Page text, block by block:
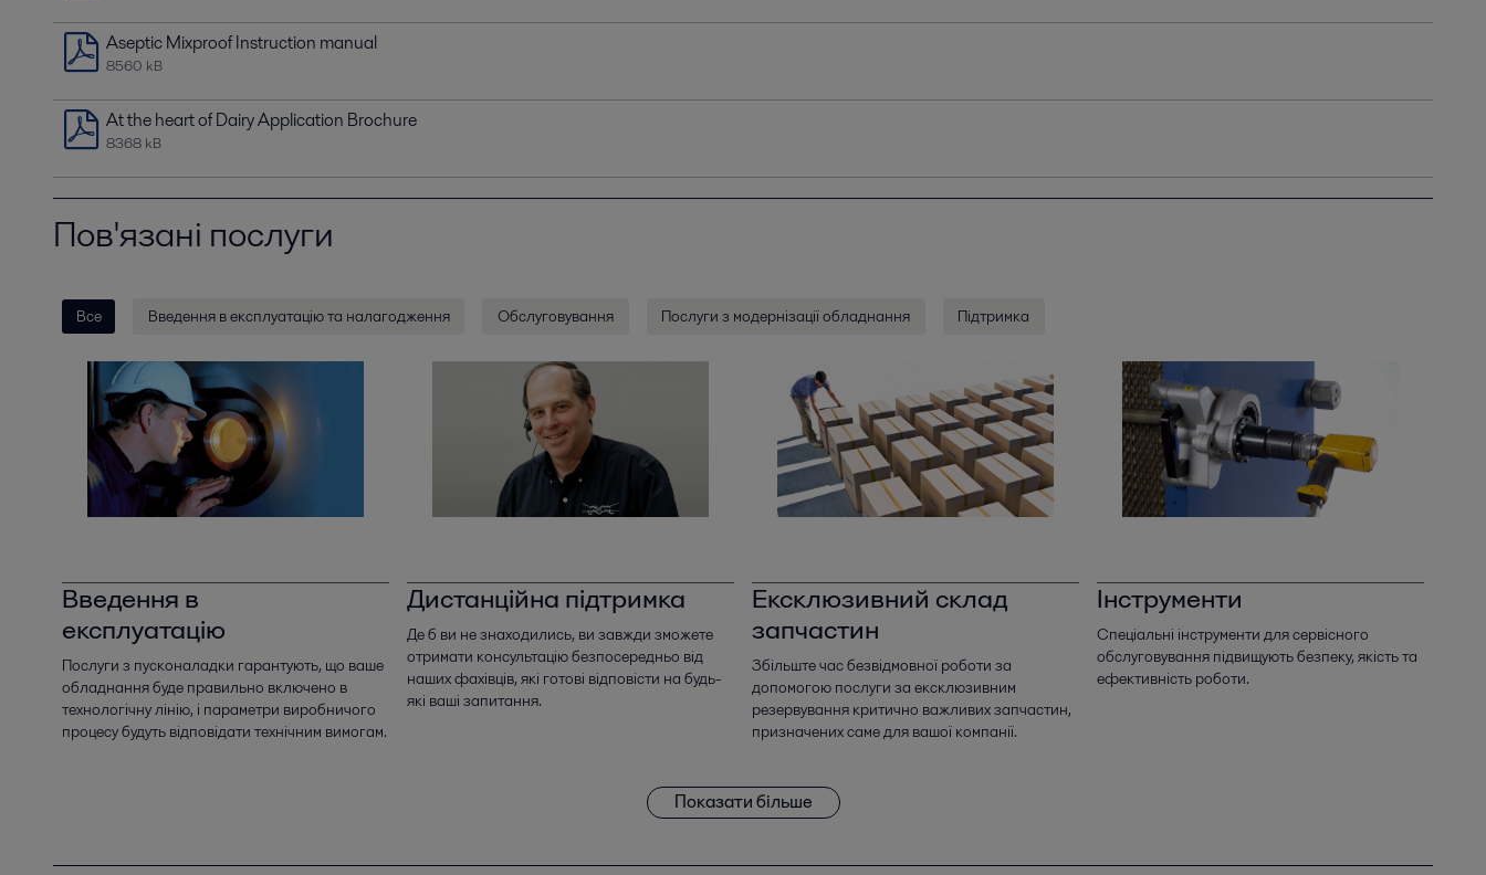
Aseptic Mixproof Instruction manual
8560 kB
At the heart of Dairy Application Brochure
8368 kB
Пов'язані послуги
Все Введення в експлуатацію та налагодження Обслуговування Послуги з модернізації обладнання Підтримка
Введення в
експлуатацію
Послуги з пусконаладки гарантують, що ваше
обладнання буде правильно включено в
технологічну лінію, і параметри виробничого
процесу будуть відповідати технічним вимогам.
Дистанційна підтримка
Де б ви не знаходились, ви завжди зможете
отримати консультацію безпосередньо від
наших фахівців, які готові відповісти на будь-
які ваші запитання.
Ексклюзивний склад
запчастин
Збільште час безвідмовної роботи за
допомогою послуги за ексклюзивним
резервування критично важливих запчастин,
призначених саме для вашої компанії.
Інструменти
Спеціальні інструменти для сервісного
обслуговування підвищують безпеку, якість та
ефективність роботи.
Показати більше